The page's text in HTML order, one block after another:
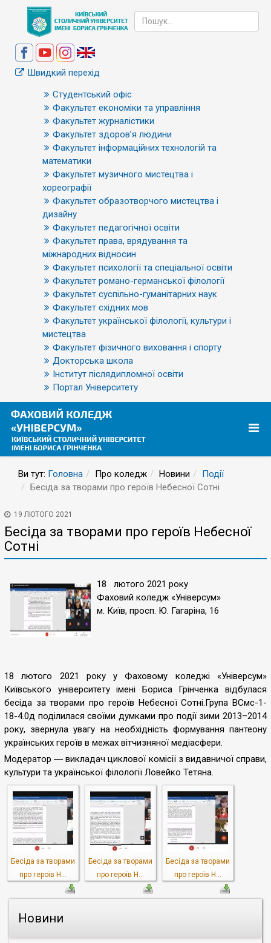
Швидкий перехід
Студентський офіс
Факультет економіки та управління
Факультет журналістики
Факультет здоров’я людини
Факультет інформаційних технологій та
математики
Факультет музичного мистецтва і
хореографії
Факультет образотворчого мистецтва і
дизайну
Факультет педагогічної освіти
Факультет права, врядування та
міжнародних відносин
Факультет психології та спеціальної освіти
Факультет романо-германської філології
Факультет суспільно-гуманітарних наук
Факультет східних мов
Факультет української філології, культури і
мистецтва
Факультет фізичного виховання і спорту
Докторська школа
Інститут післядипломної освіти
Портал Університету
Ви тут: Головна Про коледж Новини
Події
Бесіда за творами про героїв Небесної Сотні
Новини
19 ЛЮТОГО 2021
Бесіда за творами про героїв Небесної
Сотні
18 лютого 2021 року
Фаховий коледж «Універсум»
м. Київ, просп. Ю. Гагаріна, 16
18 лютого 2021 року у Фаховому коледжі «Універсум»
Київського університету імені Бориса Грінченка відбулася
бесіда за творами про героїв Небесної Сотні.Група ВСмс-1-
18-4.0д поділилася своїми думками про події зими 2013–2014
року, звернула увагу на необхідність формування пантеону
українських героїв в межах вітчизняної медіасфери.
Модератор ― викладач циклової комісії з видавничої справи,
культури та української філології Ловейко Тетяна.
Бесіда за творами
про героїв Н...
Бесіда за творами
про героїв Н...
Бесіда за творами
про героїв Н...